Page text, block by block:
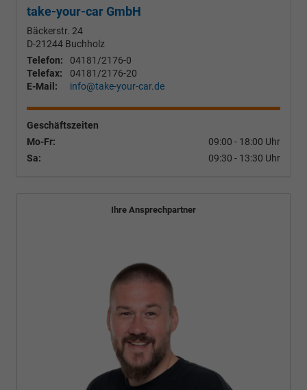
take-your-car GmbH
Bäckerstr. 24
D-21244 Buchholz
Telefon:
04181/2176-0
Telefax:
04181/2176-20
E-Mail:
info@take-your-car.de
Geschäftszeiten
Mo-Fr:
09:00 - 18:00 Uhr
Sa:
09:30 - 13:30 Uhr
Ihre Ansprechpartner